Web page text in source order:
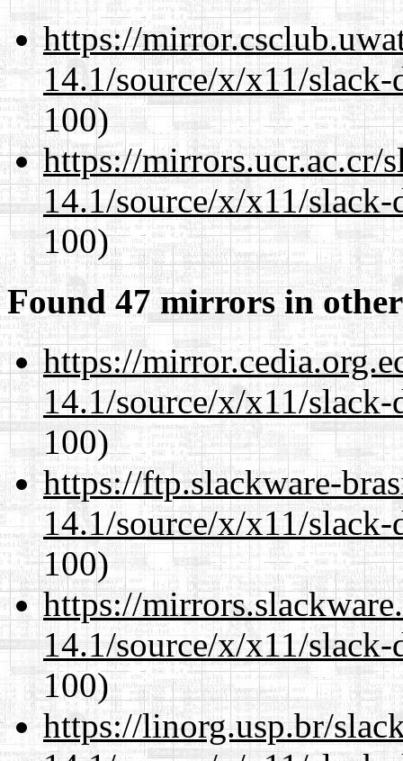
https://
14.1/source/x/x11/
100)
https://mirrors.ucr.ac.cr/
14.1/source/x/x11/
100)
Found 47 mirrors in
https://
14.1/source/x/x11/
100)
https://ftp.slackware-
14.1/source/x/x11/
100)
https://
14.1/source/x/x11/
100)
https://linorg.usp.br/